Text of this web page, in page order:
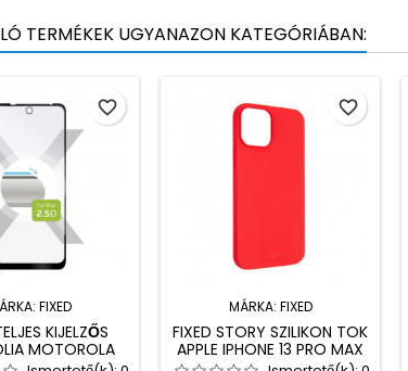
TERMÉKEK UGYANAZON KATEGÓRIÁBAN:
FIXED
KIJELZŐS
MOTOROLA
E30, FEKETE
favorite_border
MÁRKA: FIXED
FIXED STORY SZILIKON TOK
APPLE IPHONE 13 PRO MAX
TELEFONHOZ, PIROS
favorite_border